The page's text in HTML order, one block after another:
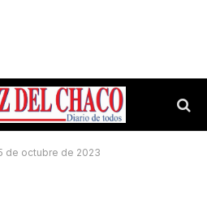
de octubre de 2023